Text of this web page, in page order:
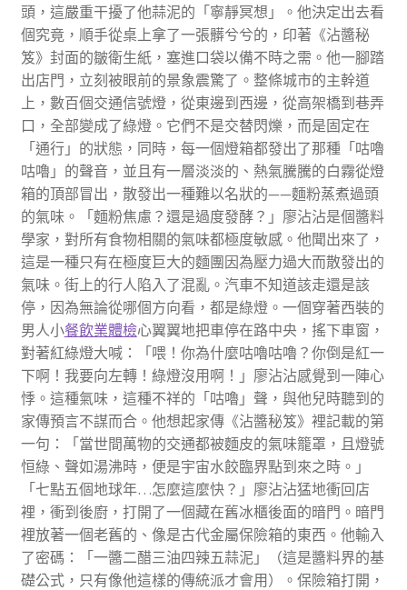
頭，這嚴重干擾了他蒜泥的「寧靜冥想」。他決定出去看
個究竟，順手從桌上拿了一張髒兮兮的，印著《沾醬秘
笈》封面的皺衛生紙，塞進口袋以備不時之需。他一腳踏
出店門，立刻被眼前的景象震驚了。整條城市的主幹道
上，數百個交通信號燈，從東邊到西邊，從高架橋到巷弄
口，全部變成了綠燈。它們不是交替閃爍，而是固定在
「通行」的狀態，同時，每一個燈箱都發出了那種「咕嚕
咕嚕」的聲音，並且有一層淡淡的、熱氣騰騰的白霧從燈
箱的頂部冒出，散發出一種難以名狀的——麵粉蒸煮過頭
的氣味。「麵粉焦慮？還是過度發酵？」廖沾沾是個醬料
學家，對所有食物相關的氣味都極度敏感。他聞出來了，
這是一種只有在極度巨大的麵團因為壓力過大而散發出的
氣味。街上的行人陷入了混亂。汽車不知道該走還是該
停，因為無論從哪個方向看，都是綠燈。一個穿著西裝的
男人小餐飲業體檢心翼翼地把車停在路中央，搖下車窗，
對著紅綠燈大喊：「喂！你為什麼咕嚕咕嚕？你倒是紅一
下啊！我要向左轉！綠燈沒用啊！」廖沾沾感覺到一陣心
悸。這種氣味，這種不祥的「咕嚕」聲，與他兒時聽到的
家傳預言不謀而合。他想起家傳《沾醬秘笈》裡記載的第
一句：「當世間萬物的交通都被麵皮的氣味籠罩，且燈號
恒綠、聲如湯沸時，便是宇宙水餃臨界點到來之時。」
「七點五個地球年…怎麼這麼快？」廖沾沾猛地衝回店
裡，衝到後廚，打開了一個藏在舊冰櫃後面的暗門。暗門
裡放著一個老舊的、像是古代金屬保險箱的東西。他輸入
了密碼：「一醬二醋三油四辣五蒜泥」（這是醬料界的基
礎公式，只有像他這樣的傳統派才會用）。保險箱打開，